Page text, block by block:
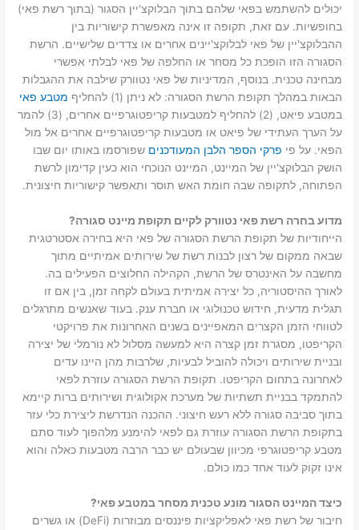
יכולים להשתמש בפאי שלהם בתוך הבלוקצ'יין הסגור (בתוך רשת פאי)
בחופשיות. עם זאת, תקופה זו אינה מאפשרת קישוריות בין
ההבלוקצ'יין של פאי לבלוקצ'יינים אחרים או צדדים שלישיים. הרשת
הסגורה הזו הופכת כל מסחר או החלפה של פאי לבלתי אפשרי
מבחינה טכנית. בנוסף, המדיניות של פאי נטוורק שילבה את ההגבלות
הבאות במהלך תקופת הרשת הסגורה: לא ניתן (1) להחליף
מטבע פאי
במטבע פיאט, (2) להחליף למטבעות קריפטוגרפיים אחרים, (3) להמר
על הערך העתידי של פיאט או מטבעות קריפטוגרפיים אחרים אל מול
הפאי. על פי פרקי הספר הלבן המעודכנים שפורסמו באותו יום שבו
הושק הבלוקצ'יין של המיינט, המיינט הנוכחי הוא כעין קדימון לרשת
הפתוחה, לתקופה שבה חומת האש תוסר ותאפשר קישוריות חיצונית.
מדוע בחרה רשת פאי נטוורק לקיים תקופת מיינט סגורה?
הייחודיות של תקופת הרשת הסגורה של פאי היא בחירה אסטרטגית
שבאה ממקום של רצון לבנות רשת של שירותים אמיתיים מתוך
מחשבה על האינטרס של הרשת, הקהילה החלוצים הפעילים בה.
לאורך ההיסטוריה, כל יצירה אמיתית בעולם לקחה זמן, בין אם זו
תגלית מדעית, חידוש טכנולוגי או חברת ענק. בעוד שאנשים מתרגלים
לטווחי הזמן הקצרים המאפיינים בשנים האחרונות את פרויקטי
הקריפטו, מסגרת זמן קצרה היא למעשה מסלול לא נורמלי של יצירה
ובניית שירותים ויכולה להוביל לבעיות, שלרבות מהן היינו עדים
לאחרונה בתחום הקריפטו. תקופת הרשת הסגורה עוזרת לפאי
להתמקד בבניית תשתיות של מערכת אקולוגית ושירותים ברות קיימא
בתוך סביבה סגורה ללא רעש חיצוני. ההכנה הנדרשת ליצירת כלי עזר
בתקופת הרשת הסגורה עוזרת גם לפאי להימנע מלהפוך לעוד סתם
מטבע קריפטוגרפי מכיוון שבעולם יש כבר הרבה מטבעות כאלה והוא
אינו זקוק לעוד אחד כמו כולם.
כיצד המיינט הסגור מונע טכנית מסחר במטבע פאי?
חיבור של רשת פאי לאפליקציות פיננסים מבוזרות (DeFi) או גשרים